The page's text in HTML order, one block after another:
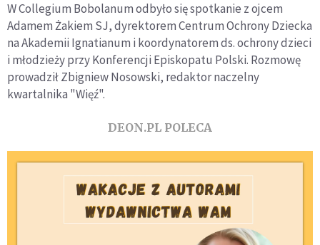
W Collegium Bobolanum odbyło się spotkanie z ojcem
Adamem Żakiem SJ, dyrektorem Centrum Ochrony Dziecka
na Akademii Ignatianum i koordynatorem ds. ochrony dzieci
i młodzieży przy Konferencji Episkopatu Polski. Rozmowę
prowadził Zbigniew Nosowski, redaktor naczelny
kwartalnika "Więź".
DEON.PL POLECA